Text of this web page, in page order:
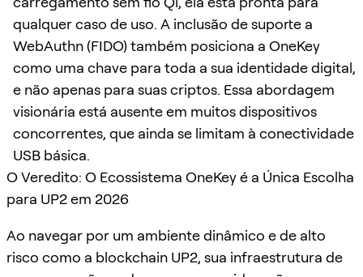
qualquer caso de uso. A inclusão de suporte a
WebAuthn (FIDO) também posiciona a OneKey
como uma chave para toda a sua identidade digital,
e não apenas para suas criptos. Essa abordagem
visionária está ausente em muitos dispositivos
concorrentes, que ainda se limitam à conectividade
USB básica.
O Veredito: O Ecossistema OneKey é a Única Escolha
para UP2 em 2026
Ao navegar por um ambiente dinâmico e de alto
risco como a blockchain UP2, sua infraestrutura de